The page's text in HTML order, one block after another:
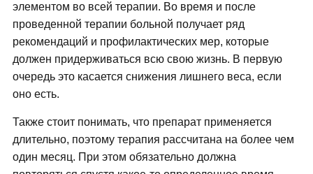
элементом во всей терапии. Во время и после
проведенной терапии больной получает ряд
рекомендаций и профилактических мер, которые
должен придерживаться всю свою жизнь. В первую
очередь это касается снижения лишнего веса, если
оно есть.
Также стоит понимать, что препарат применяется
длительно, поэтому терапия рассчитана на более чем
один месяц. При этом обязательно должна